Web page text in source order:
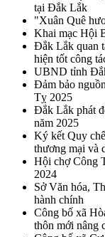
tại Đắk Lắk
"Xuân Quê
Khai mạc Hội
Đắk Lắk quan
hiện tốt công
UBND tỉnh
Đảm bảo
Tỵ 2025
Đắk Lắk phát
năm 2025
Ký kết Quy
thương mại và
Hội chợ Công
2024
Sở Văn hóa,
hành chính
Công bố xã
thôn mới nâng